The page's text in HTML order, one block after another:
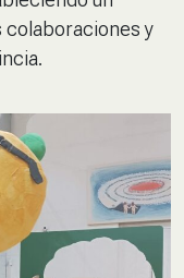
colaboraciones y